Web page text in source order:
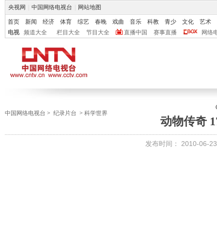
央视网 中国网络电视台 网站地图
首页 新闻 经济 体育 综艺 春晚 戏曲 音乐 科教 青少 文化
艺术
电视
频道大全 栏目大全 节目大全 直播中国 赛事直播 网络
中国网络电视台 > 纪录片台 > 科学世界
动物传奇
发布时间： 2010-06-